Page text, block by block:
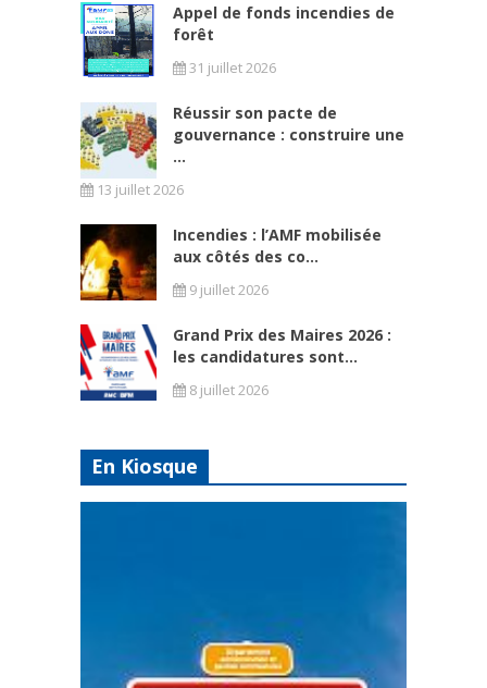
Appel de fonds incendies de
forêt
31 juillet 2026
Réussir son pacte de
gouvernance : construire une
...
13 juillet 2026
Incendies : l’AMF mobilisée
aux côtés des co...
9 juillet 2026
Grand Prix des Maires 2026 :
les candidatures sont...
8 juillet 2026
En Kiosque